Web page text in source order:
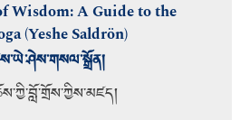
Wisdom: A Guide to the
(Yeshe Saldrön)